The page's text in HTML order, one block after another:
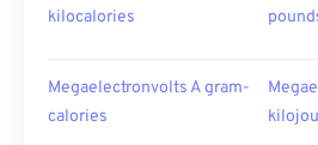
kilocalories
Megaelectronvolts A gram-
calories